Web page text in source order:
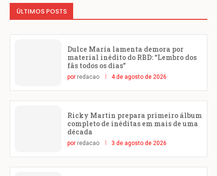
ÚLTIMOS POSTS
Dulce María lamenta demora por
material inédito do RBD: “Lembro dos
fãs todos os dias”
por redacao 4 de agosto de 2026
Ricky Martin prepara primeiro álbum
completo de inéditas em mais de uma
década
por redacao 3 de agosto de 2026